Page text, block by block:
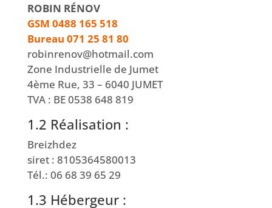
ROBIN RÉNOV
GSM 0488 165 518
Bureau 071 25 81 80
robinrenov@hotmail.com
Zone Industrielle de Jumet
4ème Rue, 33 – 6040 JUMET
TVA : BE 0538 648 819
1.2 Réalisation :
Breizhdez
siret : 8105364580013
Tél.: 06 68 39 65 29
1.3 Hébergeur :